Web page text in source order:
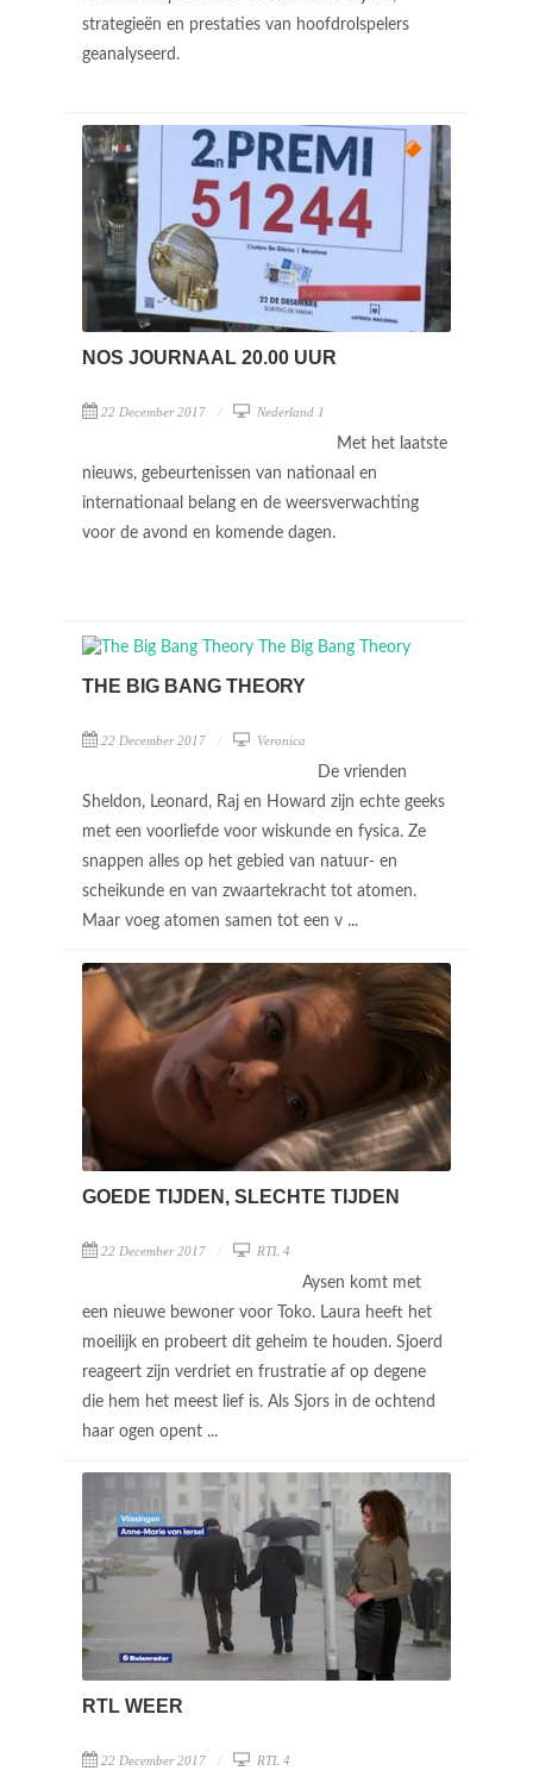
strategieën en prestaties van hoofdrolspelers
geanalyseerd.
NOS JOURNAAL 20.00 UUR
22 December 2017 Nederland 1
Met het laatste
nieuws, gebeurtenissen van nationaal en
internationaal belang en de weersverwachting
voor de avond en komende dagen.
THE BIG BANG THEORY
22 December 2017 Veronica
De vrienden
Sheldon, Leonard, Raj en Howard zijn echte geeks
met een voorliefde voor wiskunde en fysica. Ze
snappen alles op het gebied van natuur- en
scheikunde en van zwaartekracht tot atomen.
Maar voeg atomen samen tot een v ...
GOEDE TIJDEN, SLECHTE TIJDEN
22 December 2017 RTL 4
Aysen komt met
een nieuwe bewoner voor Toko. Laura heeft het
moeilijk en probeert dit geheim te houden. Sjoerd
reageert zijn verdriet en frustratie af op degene
die hem het meest lief is. Als Sjors in de ochtend
haar ogen opent ...
RTL WEER
22 December 2017 RTL 4